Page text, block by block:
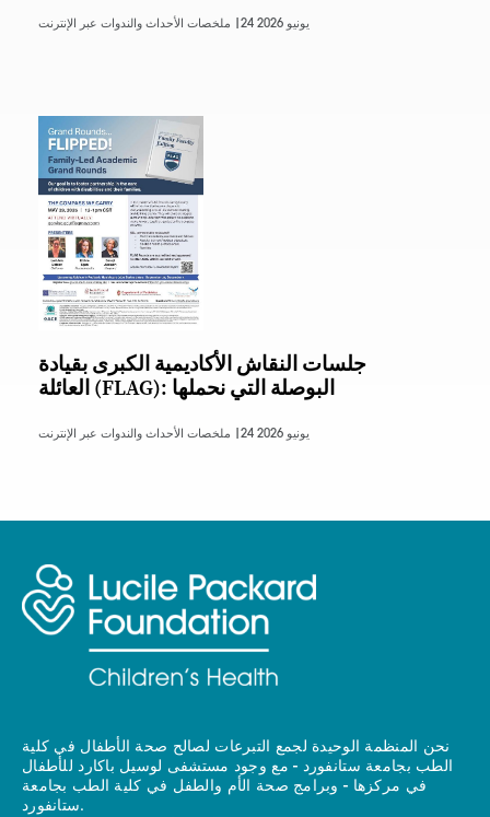
24 يونيو 2026
جلسات النقاش الأكاديمية الكبرى بقيادة
العائلة (FLAG): البوصلة التي نحملها
24 يونيو 2026
نحن المنظمة الوحيدة لجمع التبرعات لصالح صحة الأطفال في كلية
الطب بجامعة ستانفورد - مع وجود مستشفى لوسيل باكارد للأطفال
في مركزها - وبرامج صحة الأم والطفل في كلية الطب بجامعة
ستانفورد.